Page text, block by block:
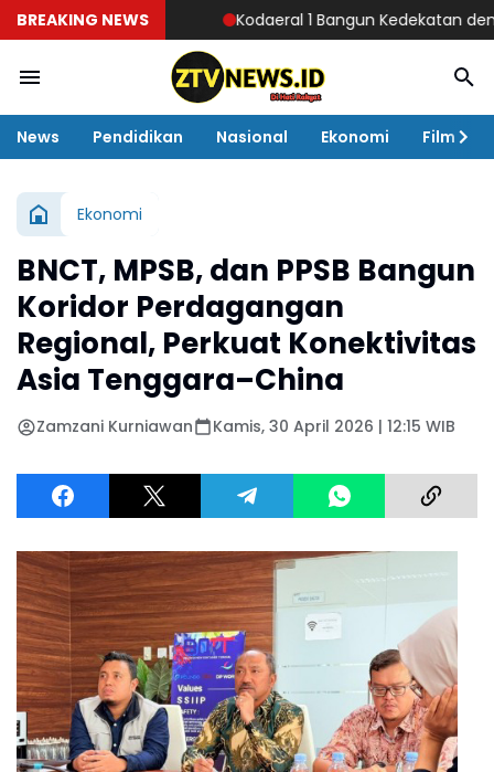
BREAKING NEWS Kodaeral 1 Bangun Kedekatan dengan
News Pendidikan Nasional Ekonomi Film
Ekonomi
BNCT, MPSB, dan PPSB Bangun
Koridor Perdagangan
Regional, Perkuat Konektivitas
Asia Tenggara–China
Zamzani Kurniawan Kamis, 30 April 2026 | 12:15 WIB